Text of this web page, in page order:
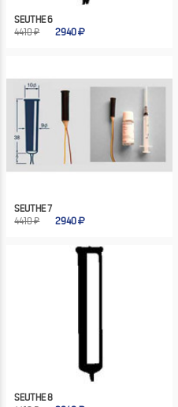
SEUTHE 6
4410 ₽
2940
SEUTHE 7
4410 ₽
2940
SEUTHE 8